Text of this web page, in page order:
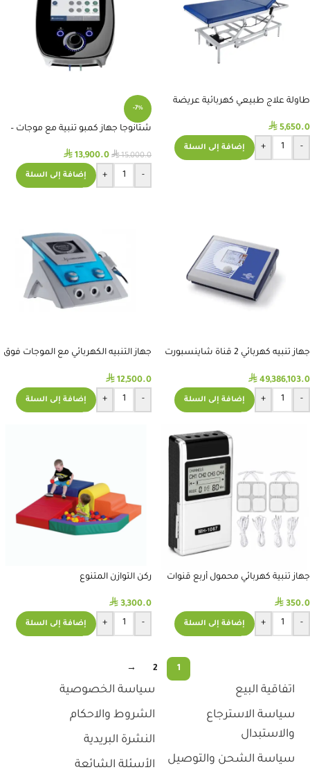
طاولة علاج طبيعي كهربائية عريضة
⃁ 5,650.0
-
+ إضافة إلى السلة
-7%
شتانوجا جهاز كمبو تنبية مع موجات –
⃁15,000.0
⃁ 13,900.0
-
+ إضافة إلى السلة
جهاز تنبيه كهربائي 2 قناة شاينسبورت
⃁ 49,386,103.0
-
+ إضافة إلى السلة
جهاز التنبيه الكهربائي مع الموجات فوق
⃁ 12,500.0
-
+ إضافة إلى السلة
جهاز تنبية كهربائي محمول أربع قنوات
⃁ 350.0
-
+ إضافة إلى السلة
ركن التوازن المتنوع
⃁ 3,300.0
-
+ إضافة إلى السلة
1
2
→
اتفاقية البيع
سياسة الاسترجاع
والاستبدال
سياسة الشحن والتوصيل
سياسة الخصوصية
الشروط والاحكام
النشرة البريدية
الأسئلة الشائعة